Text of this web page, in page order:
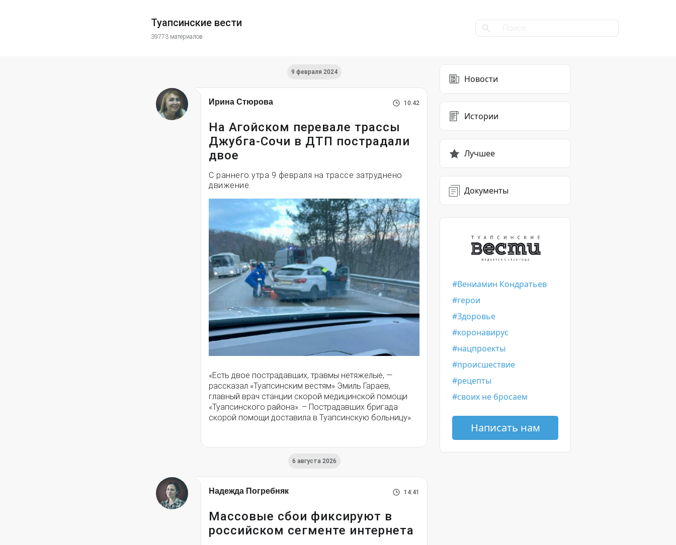
Туапсинские вести
39773 материалов
9 февраля 2024
Ирина Стюрова 10:42
На Агойском перевале трассы
Джубга-Сочи в ДТП пострадали
двое
С раннего утра 9 февраля на трассе затруднено
движение.
«Есть двое пострадавших, травмы нетяжелые, —
рассказал «Туапсинским вестям» Эмиль Гараев,
главный врач станции скорой медицинской помощи
«Туапсинского района». – Пострадавших бригада
скорой помощи доставила в Туапсинскую больницу».
6 августа 2026
Надежда Погребняк 14:41
Массовые сбои фиксируют в
российском сегменте интернета
Новости
Истории
Лучшее
Документы
Вениамин Кондратьев
герои
Здоровье
коронавирус
нацпроекты
происшествие
рецепты
своих не бросаем
Написать нам